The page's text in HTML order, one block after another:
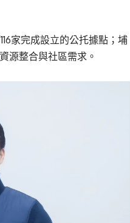
家完成設立的公托據點；埔
源整合與社區需求。